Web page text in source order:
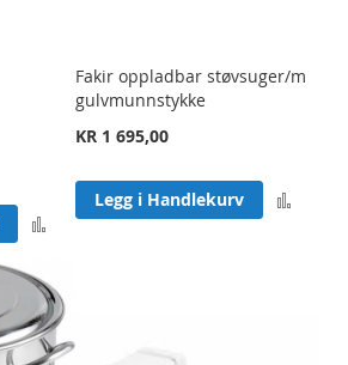
Legg til sammenligning
Fakir oppladbar støvsuger/m
gulvmunnstykke
KR 1 695,00
Legg i Handlekurv